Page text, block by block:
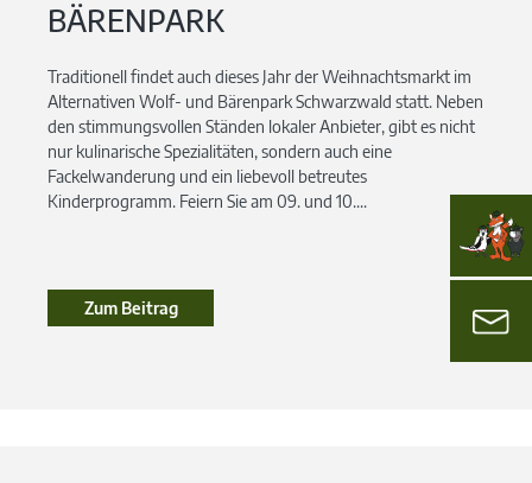
BÄRENPARK
Traditionell findet auch dieses Jahr der Weihnachtsmarkt im
Alternativen Wolf- und Bärenpark Schwarzwald statt. Neben
den stimmungsvollen Ständen lokaler Anbieter, gibt es nicht
nur kulinarische Spezialitäten, sondern auch eine
Fackelwanderung und ein liebevoll betreutes
Kinderprogramm. Feiern Sie am 09. und 10....
Zum Beitrag